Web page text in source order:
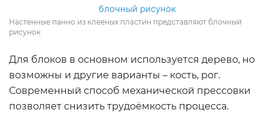
Настенные панно из клееных пластин представляют блочный
рисунок
Для блоков в основном используется дерево, но
возможны и другие варианты – кость, рог.
Современный способ механической прессовки
позволяет снизить трудоёмкость процесса.